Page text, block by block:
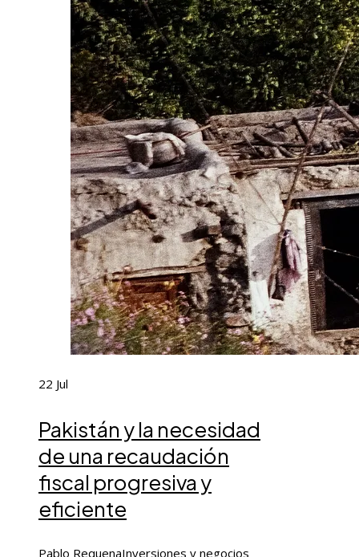
22 Jul
Pakistán y la necesidad
de una recaudación
fiscal progresiva y
eficiente
Pablo RequenaInversiones y negocios